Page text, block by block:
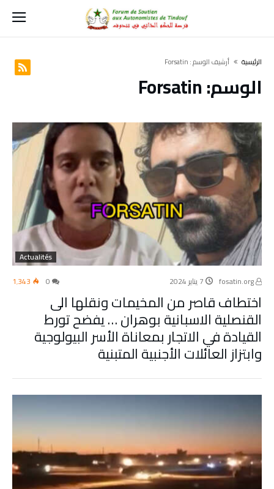
‫الرئيسية‬ ‫أرشيف الوسم :‬ Forsatin
الوسم:Forsatin
Actualités
7 يناير 2024 1٬343
اختطاف قاصر من المخيمات ونقلها الى
القنصلية الاسبانية بوهران … يفضح تورط
القيادة في الاتجار بمعاناة الأسر البيولوجية
وابتزاز العائلات الأجنبية المتبنية